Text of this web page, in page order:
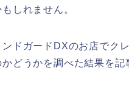
しれません。
ドガードDXのお店でク
どうかを調べた結果を記